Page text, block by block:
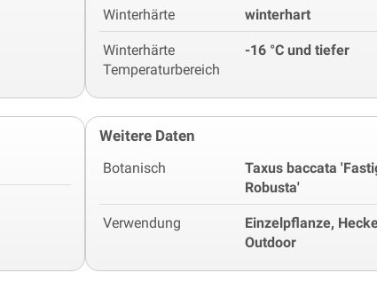
Winterhärte winterhart
Winterhärte
Temperaturbereich
-16 °C und tiefer
Weitere Daten
Botanisch
Taxus baccata
Robusta'
Verwendung
Einzelpflanze,
Outdoor